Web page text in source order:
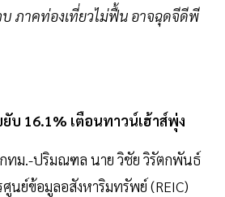
บ ภาคท่องเที่ยวไม่ฟื้น อาจฉุดจีดีพี
บ 16.1% เตือนทาวน์เฮ้าส์พุ่ง
กทม.-ปริมณฑล นาย วิชัย วิรัตกพันธ์
นย์ข้อมูลอสังหาริมทรัพย์ (REIC)